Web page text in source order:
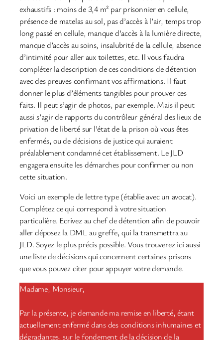
exhaustifs : moins de 3,4 m² par prisonnier en cellule,
présence de matelas au sol, pas d’accès à l’air, temps trop
long passé en cellule, manque d’accès à la lumière directe,
manque d’accès au soins, insalubrité de la cellule, absence
d’intimité pour aller aux toilettes, etc. Il vous faudra
compléter la description de ces conditions de détention
avec des preuves confirmant vos affirmations. Il faut
donner le plus d’éléments tangibles pour prouver ces
faits. Il peut s’agir de photos, par exemple. Mais il peut
aussi s’agir de rapports du contrôleur général des lieux de
privation de liberté sur l’état de la prison où vous êtes
enfermés, ou de décisions de justice qui auraient
préalablement condamné cet établissement. Le JLD
engagera ensuite les démarches pour confirmer ou non
cette situation.
Voici un exemple de lettre type (établie avec un avocat).
Complétez ce qui correspond à votre situation
particulière. Ecrivez au chef de détention afin de pouvoir
aller déposez la DML au greffe, qui la transmettra au
JLD. Soyez le plus précis possible. Vous trouverez ici aussi
une liste de décisions qui concernent certaines prisons
que vous pouvez citer pour appuyer votre demande.
Madame, Monsieur,
Par la présente, je demande ma remise en liberté, étant
actuellement enfermé dans des conditions inhumaines et
dégradantes, sur le fondement de la décision de la